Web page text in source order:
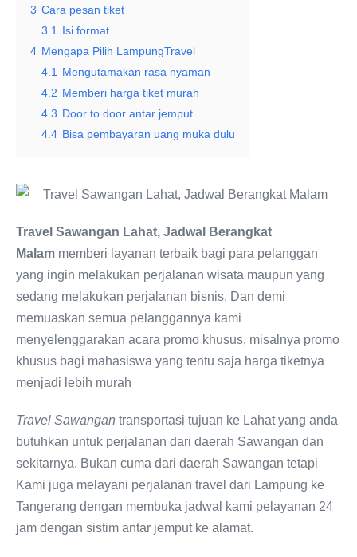
3 Cara pesan tiket
3.1
Isi format
4 Mengapa Pilih LampungTravel
4.1
Mengutamakan rasa nyaman
4.2 Memberi harga tiket murah
4.3 Door to door antar jemput
4.4 Bisa pembayaran uang muka dulu
Travel Sawangan Lahat, Jadwal Berangkat
Malam memberi layanan terbaik bagi para pelanggan
yang ingin melakukan perjalanan wisata maupun yang
sedang melakukan perjalanan bisnis. Dan demi
memuaskan semua pelanggannya kami
menyelenggarakan acara promo khusus, misalnya promo
khusus bagi mahasiswa yang tentu saja harga tiketnya
menjadi lebih murah
Travel Sawangan transportasi tujuan ke Lahat yang anda
butuhkan untuk perjalanan dari daerah Sawangan dan
sekitarnya. Bukan cuma dari daerah Sawangan tetapi
Kami juga melayani perjalanan travel dari Lampung ke
Tangerang dengan membuka jadwal kami pelayanan 24
jam dengan sistim antar jemput ke alamat.